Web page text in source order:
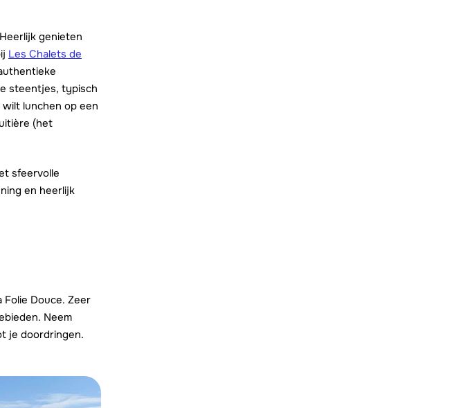
genieten
Les Chalets de
steentjes, typisch
lunchen op een
(het
sfeervolle
en heerlijk
Folie Douce. Zeer
Neem
je doordringen.